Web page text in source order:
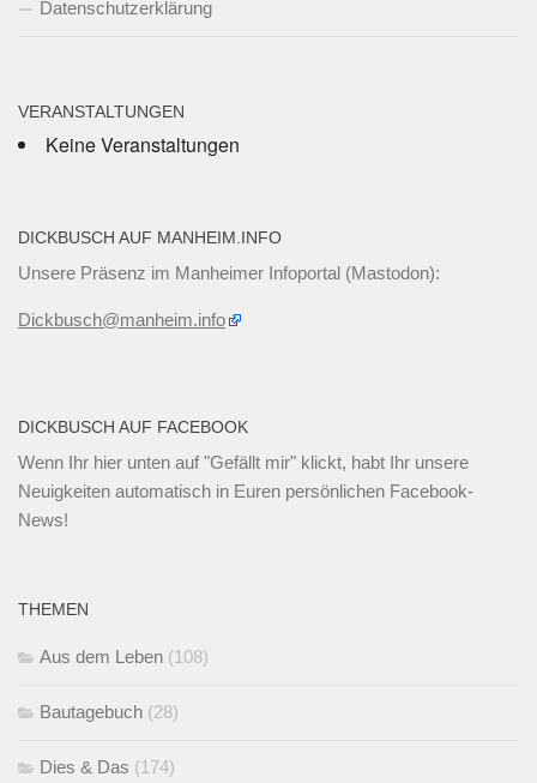
Datenschutzerklärung
VERANSTALTUNGEN
Keine Veranstaltungen
DICKBUSCH AUF MANHEIM.INFO
Unsere Präsenz im Manheimer Infoportal (Mastodon):
Dickbusch@manheim.info
DICKBUSCH AUF FACEBOOK
Wenn Ihr hier unten auf "Gefällt mir" klickt, habt Ihr unsere
Neuigkeiten automatisch in Euren persönlichen Facebook-
News!
THEMEN
Aus dem Leben (108)
Bautagebuch (28)
Dies & Das (174)